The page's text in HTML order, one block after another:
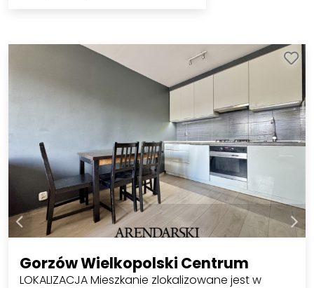
Gorzów Wielkopolski Centrum
LOKALIZACJA Mieszkanie zlokalizowane jest w